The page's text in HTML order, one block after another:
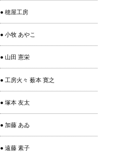
● 穂屋工房
● 小牧 あやこ
● 山田 憲栄
● 工房火々 薮本 寛之
● 塚本 友太
● 加藤 あゐ
● 遠藤 素子